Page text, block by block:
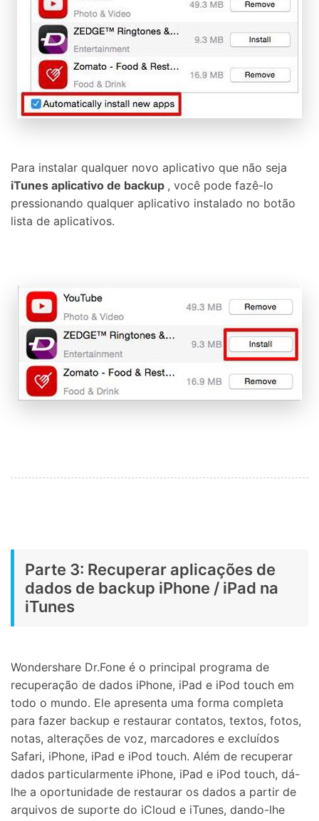
Para instalar qualquer novo aplicativo que não seja
iTunes aplicativo de backup , você pode fazê-lo
pressionando qualquer aplicativo instalado no botão
lista de aplicativos.
Parte 3: Recuperar aplicações de
dados de backup iPhone / iPad na
iTunes
Wondershare Dr.Fone é o principal programa de
recuperação de dados iPhone, iPad e iPod touch em
todo o mundo. Ele apresenta uma forma completa
para fazer backup e restaurar contatos, textos, fotos,
notas, alterações de voz, marcadores e excluídos
Safari, iPhone, iPad e iPod touch. Além de recuperar
dados particularmente iPhone, iPad e iPod touch, dá-
lhe a oportunidade de restaurar os dados a partir de
arquivos de suporte do iCloud e iTunes, dando-lhe